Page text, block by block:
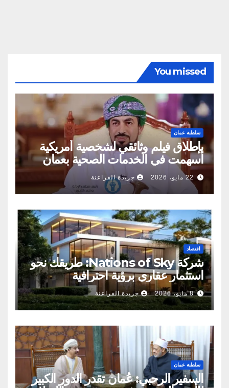
You missed
سلطنة عمان
بإطلاق فيلم وثائقي لشخصية أمريكية
أسهمت في الخدمات الصحية بعمان
22 مايو، 2026 جريدة الفراعنة
اقتصاد
شركة Nations of Sky: طريقك نحو
استثمار عقاري برؤية احترافية
8 مايو، 2026 جريدة الفراعنة
سلطنة عمان
السفير الرحبي: عُمان تقدر الدور الكبير